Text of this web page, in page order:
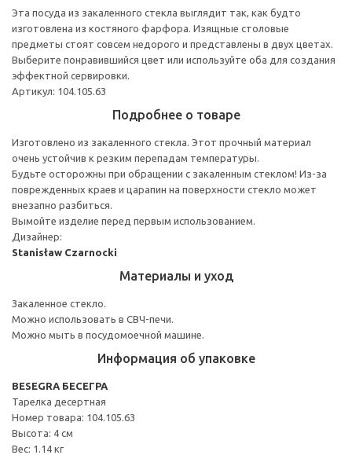
Эта посуда из закаленного стекла выглядит так, как будто
изготовлена из костяного фарфора. Изящные столовые
предметы стоят совсем недорого и представлены в двух цветах.
Выберите понравившийся цвет или используйте оба для создания
эффектной сервировки.
Артикул: 104.105.63
Подробнее о товаре
Изготовлено из закаленного стекла. Этот прочный материал
очень устойчив к резким перепадам температуры.
Будьте осторожны при обращении с закаленным стеклом! Из-за
поврежденных краев и царапин на поверхности стекло может
внезапно разбиться.
Вымойте изделие перед первым использованием.
Дизайнер:
Stanisław Czarnocki
Материалы и уход
Закаленное стекло.
Можно использовать в СВЧ-печи.
Можно мыть в посудомоечной машине.
Информация об упаковке
BESEGRA БЕСЕГРА
Тарелка десертная
Номер товара: 104.105.63
Высота: 4 см
Вес: 1.14 кг